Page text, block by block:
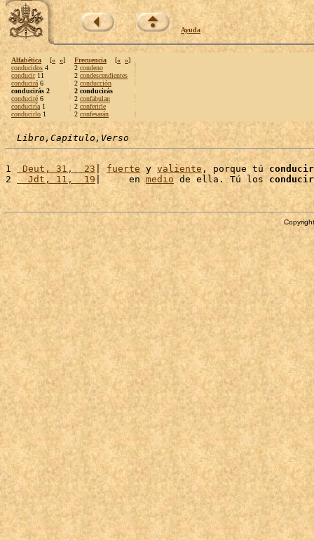
Ayuda
Alfabética [« »]
conducidos 4
conducir11
conducirá 6
conducirás 2
conduciré 6
conduciría 1
conducirlo 1
Frecuencia [« »]
2 condeno
2 condescendientes
2 conducción
2 conducirás
2 confabulan
2 conferirle
2 confesarán
Libro,Capítulo,Verso
1 Deut, 31,  23 | fuerte y valiente , porque tú
2
  Jdt, 11,  19
|     en medio de ella. Tú los